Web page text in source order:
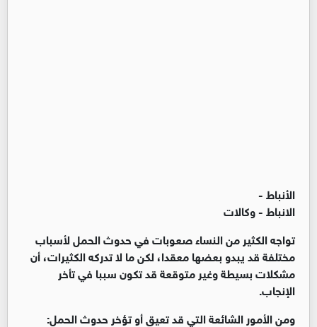
الأنباط -
الانباط - وكالات
تواجه الكثير من النساء صعوبات في حدوث الحمل لأسباب
مختلفة قد يبدو بعضها معقدا، لكن ما لا تدركه الكثيرات، أن
مشكلات بسيطة وغير متوقعة قد تكون سببا في تأخر
الإنجاب.
ومن الأمور الشائعة التي قد تعيق أو تؤخر حدوث الحمل: